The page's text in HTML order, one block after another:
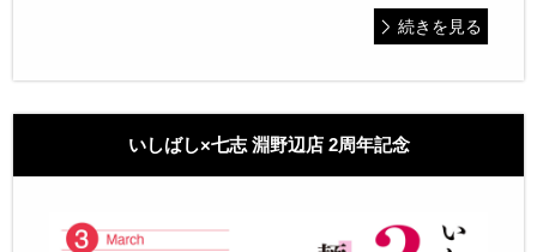
続きを見る
いしばし×七志 淵野辺店 2周年記念